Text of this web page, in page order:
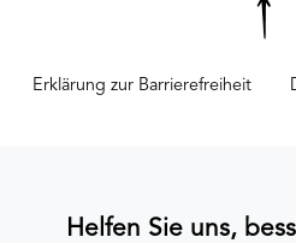
Erklärung zur Barrierefreiheit
Helfen Sie uns,